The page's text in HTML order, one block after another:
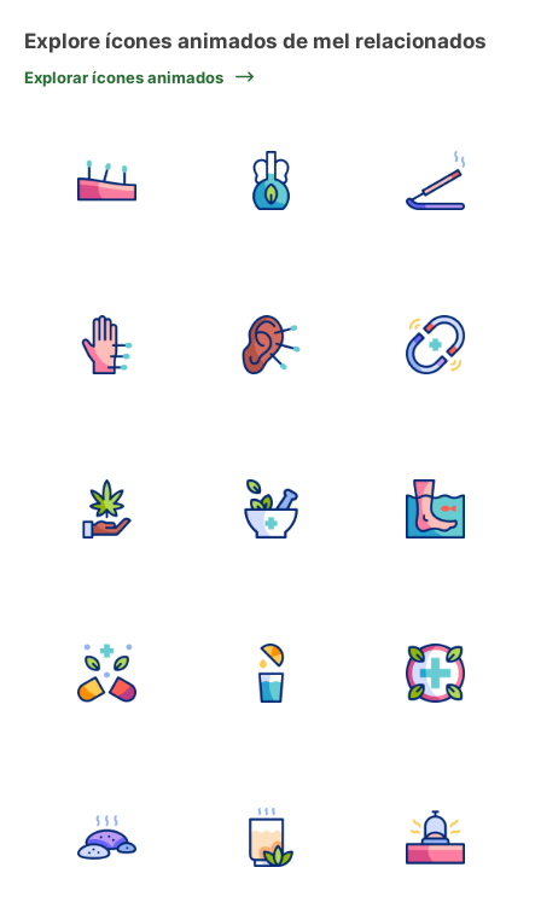
Explore ícones animados de mel relacionados
Explorar ícones animados